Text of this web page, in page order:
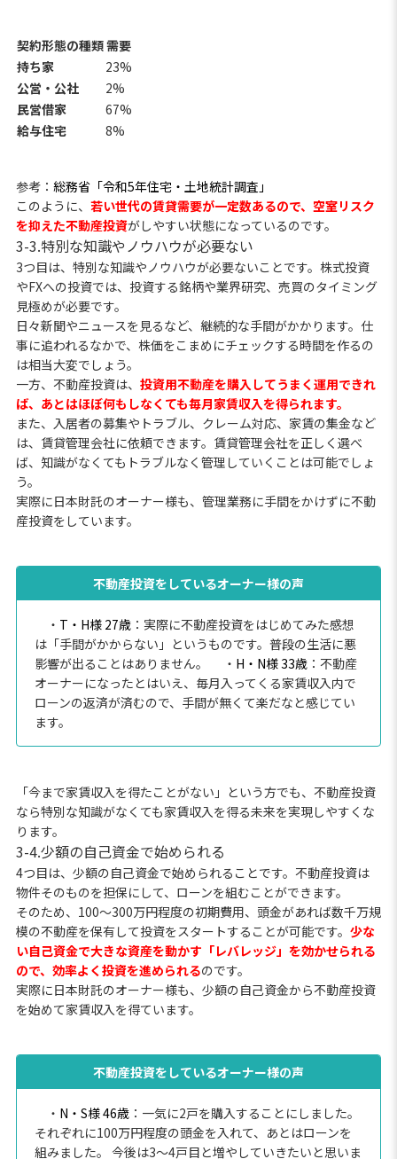
契約形態の種類需要
持ち家
23%
公営・公社
2%
民営借家
67%
給与住宅
8%
参考： 総務省「令和5年住宅・土地統計調査」
このように、 若い世代の賃貸需要が一定数あるので、空室リスク
を抑えた不動産投資がしやすい状態になっているのです。
3-3.特別な知識やノウハウが必要ない
3つ目は、特別な知識やノウハウが必要ないことです。株式投資
やFXへの投資では、投資する銘柄や業界研究、売買のタイミング
見極めが必要です。
日々新聞やニュースを見るなど、継続的な手間がかかります。仕
事に追われるなかで、株価をこまめにチェックする時間を作るの
は相当大変でしょう。
一方、不動産投資は、 投資用不動産を購入してうまく運用できれ
ば、あとはほぼ何もしなくても毎月家賃収入を得られます。
また、入居者の募集やトラブル、クレーム対応、家賃の集金など
は、賃貸管理会社に依頼できます。賃貸管理会社を正しく選べ
ば、知識がなくてもトラブルなく管理していくことは可能でしょ
う。
実際に日本財託のオーナー様も、管理業務に手間をかけずに不動
産投資をしています。
不動産投資をしているオーナー様の声
・ T・H様 27歳：実際に不動産投資をはじめてみた感想
は「手間がかからない」というものです。普段の生活に悪
影響が出ることはありません。
・ H・N様 33歳：不動産
オーナーになったとはいえ、毎月入ってくる家賃収入内で
ローンの返済が済むので、手間が無くて楽だなと感じてい
ます。
「今まで家賃収入を得たことがない」という方でも、不動産投資
なら特別な知識がなくても家賃収入を得る未来を実現しやすくな
ります。
3-4.少額の自己資金で始められる
4つ目は、少額の自己資金で始められることです。不動産投資は
物件そのものを担保にして、ローンを組むことができます。
そのため、100〜300万円程度の初期費用、頭金があれば数千万規
模の不動産を保有して投資をスタートすることが可能です。 少な
い自己資金で大きな資産を動かす「レバレッジ」を効かせられる
ので、効率よく投資を進められるのです。
実際に日本財託のオーナー様も、少額の自己資金から不動産投資
を始めて家賃収入を得ています。
不動産投資をしているオーナー様の声
・ N・S様 46歳：一気に2戸を購入することにしました。
それぞれに100万円程度の頭金を入れて、あとはローンを
組みました。 今後は3～4戸目と増やしていきたいと思いま